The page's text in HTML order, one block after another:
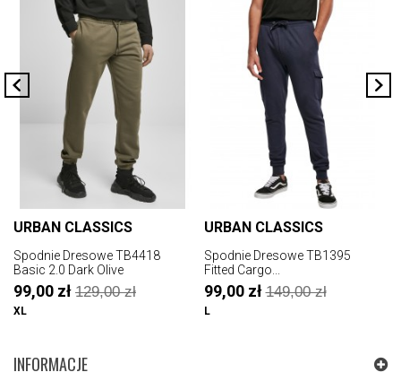
URBAN CLASSICS
Spodnie Dresowe TB4418
Basic 2.0 Dark Olive
99,00 zł 129,00 zł
XL
URBAN CLASSICS
Spodnie Dresowe TB1395
Fitted Cargo...
99,00 zł149,00 zł
L
INFORMACJE